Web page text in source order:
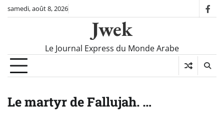
Skipsamedi, août 8, 2026
Jwek
Le Journal Express du Monde Arabe
Le martyr de Fallujah. …